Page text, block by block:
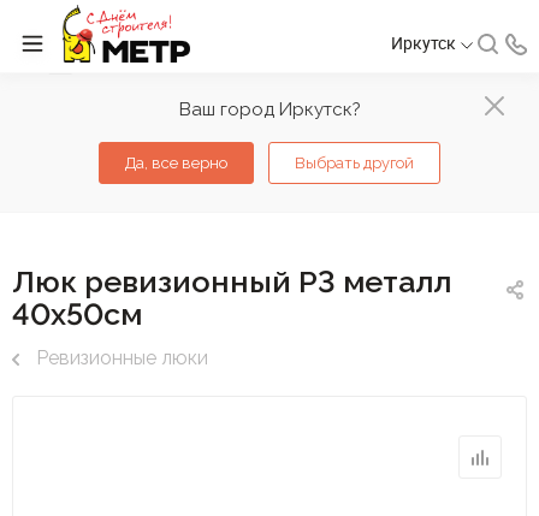
Ваш город Иркутск?
Да, все верно Выбрать другой
Иркутск
Люк ревизионный Р3 металл
40х50см
Ревизионные люки